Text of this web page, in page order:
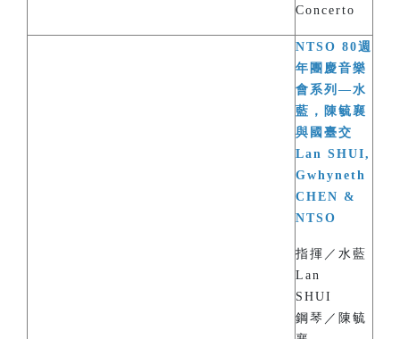
Concerto
NTSO 80週
年團慶音樂
會系列—水
藍，陳毓襄
與國臺交
Lan SHUI,
Gwhyneth
CHEN &
NTSO
指揮／水藍
Lan
SHUI
鋼琴／陳毓